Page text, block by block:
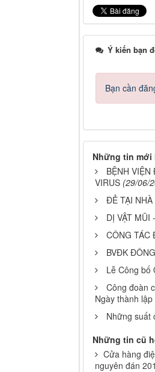
Ý kiến bạn
Bạn cần
Những tin mới
BỆNH
VIRUS (29/06/
ĐẺ TẠI NHÀ
DỊ VẬT MŨI
CÔNG TÁC
BVĐK
Lễ Công bố
Công đoàn
Ngày thành
Những suất
Những tin cũ
Cửa hàng
nguyên đán